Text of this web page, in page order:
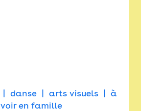
danse arts visuels
à
voir en famille